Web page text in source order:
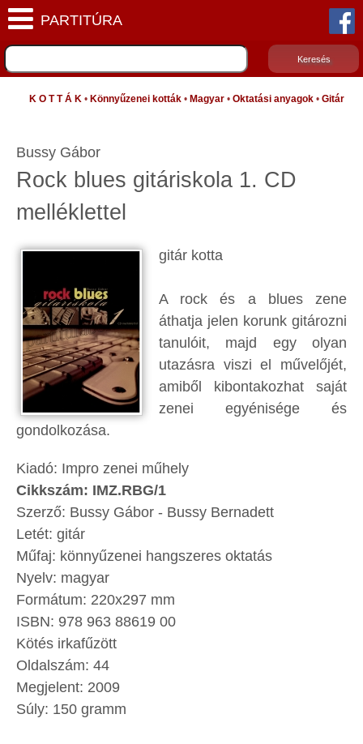
K O T T Á K • Könnyűzenei kották • Magyar • Oktatási anyagok • Gitár
Bussy Gábor
Rock blues gitáriskola 1. CD
melléklettel
gitár kotta
A rock és a blues zene
áthatja jelen korunk gitározni
tanulóit, majd egy olyan
utazásra viszi el művelőjét,
amiből kibontakozhat saját
zenei egyénisége és
gondolkozása.
Kiadó: Impro zenei műhely
Cikkszám: IMZ.RBG/1
Szerző: Bussy Gábor - Bussy Bernadett
Letét: gitár
Műfaj: könnyűzenei hangszeres oktatás
Nyelv: magyar
Formátum: 220x297 mm
ISBN: 978 963 88619 00
Kötés irkafűzött
Oldalszám: 44
Megjelent: 2009
Súly: 150 gramm